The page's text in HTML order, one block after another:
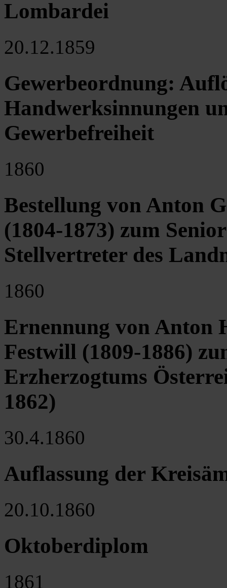
Lombardei
20.12.1859
Gewerbeordnung:
Handwerksinnungen
Gewerbefreiheit
1860
Bestellung von Anton
(1804-1873) zum
Stellvertreter des
1860
Ernennung von Anton
Festwill (1809-1886)
Erzherzogtums
1862)
30.4.1860
Auflassung der
20.10.1860
Oktoberdiplom
1861